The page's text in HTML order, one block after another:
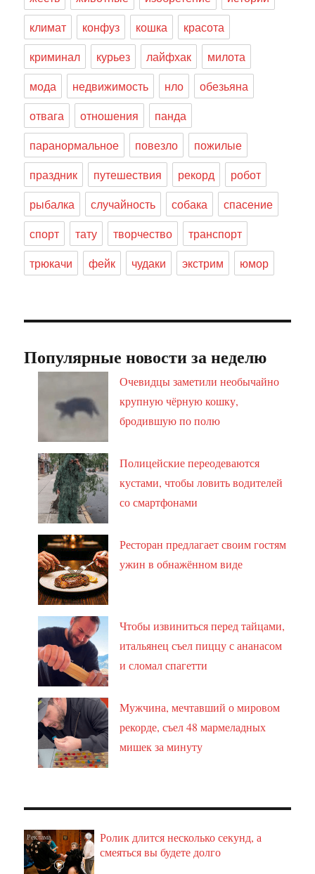
климат
конфуз кошка
красота
криминал
курьез лайфхак
милота
мода
недвижимость нло
обезьяна
отвага
отношения
панда
паранормальное
повезло
пожилые
праздник
путешествия рекорд
робот
рыбалка
случайность собака
спасение
спорт
тату творчество
транспорт
трюкачи
фейк чудаки экстрим юмор
Популярные новости за неделю
Очевидцы заметили необычайно
крупную чёрную кошку,
бродившую по полю
Полицейские переодеваются
кустами, чтобы ловить водителей
со смартфонами
Ресторан предлагает своим гостям
ужин в обнажённом виде
Чтобы извиниться перед тайцами,
итальянец съел пиццу с ананасом
и сломал спагетти
Мужчина, мечтавший о мировом
рекорде, съел 48 мармеладных
мишек за минуту
i
Ролик длится несколько секунд, а
смеяться вы будете долго